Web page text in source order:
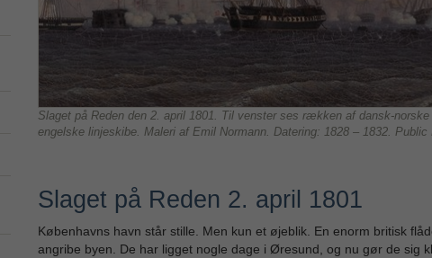
Slaget på Reden den 2. april 1801. Til venster ses rækken af dansk-
engelske linjeskibe. Maleri af Emil Normann. Datering: 1828 – 1832. Public
Slaget på Reden 2. april 1801
Københavns havn står stille. Men kun et øjeblik. En enorm britisk
angribe byen. De har ligget nogle dage i Øresund, og nu gør de sig